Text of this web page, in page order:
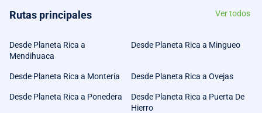
Rutas principales Ver todos
Desde Planeta Rica a
Mendihuaca
Desde Planeta Rica a Mingueo
Desde Planeta Rica a Montería Desde Planeta Rica a Ovejas
Desde Planeta Rica a Ponedera
Desde Planeta Rica a Puerta De
Hierro